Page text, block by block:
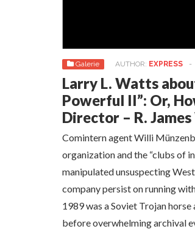
Galerie AUTHOR: EXPRESS -
Larry L. Watts
Powerful II”: Or,
Director – R.
Comintern agent Willi
organization and the “clubs of
manipulated unsuspecting
company persist on running
1989 was a Soviet Trojan
before overwhelming archival